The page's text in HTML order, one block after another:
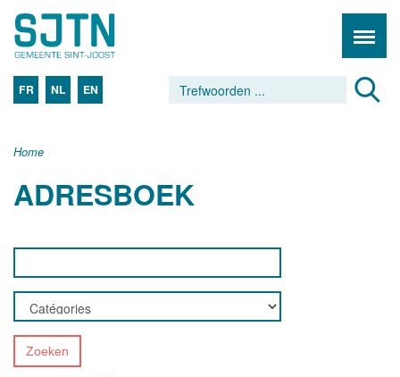
FR NL EN
Home
ADRESBOEK
Zoeken